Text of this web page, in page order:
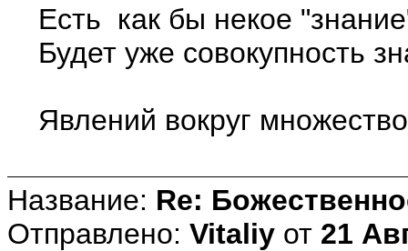
Есть как бы некое
Будет уже совокупность
Явлений вокруг
Название: Re:
Отправлено: Vitaliy от 21